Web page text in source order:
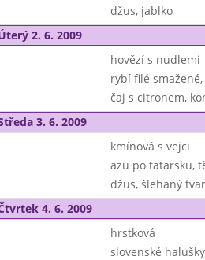
džus, jablko
2. 6. 2009
hovězí s nudlemi
rybí filé
čaj s citronem,
3. 6. 2009
kmínová s vejci
azu po tatarsku,
džus, šlehaný
4. 6. 2009
hrstková
slovenské